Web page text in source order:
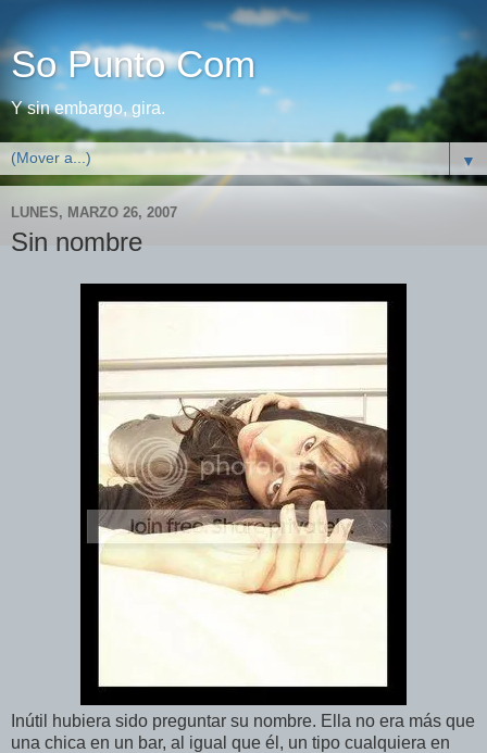
So Punto Com
Y sin embargo, gira.
▼
LUNES, MARZO 26, 2007
Sin nombre
Inútil hubiera sido preguntar su nombre. Ella no era más que
una chica en un bar, al igual que él, un tipo cualquiera en